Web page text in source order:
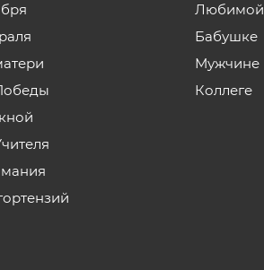
Любимой
Бабушке
Мужчине
Коллеге